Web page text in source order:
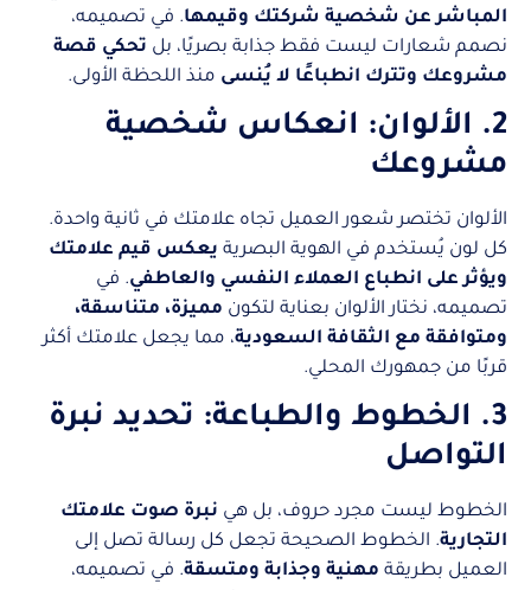
المباشر عن شخصية شركتك وقيمها. في تصميمه،
نصمم شعارات ليست فقط جذابة بصريًا، بل تحكي قصة
مشروعك وتترك انطباعًا لا يُنسى منذ اللحظة الأولى.
2. الألوان: انعكاس شخصية
مشروعك
الألوان تختصر شعور العميل تجاه علامتك في ثانية واحدة.
كل لون يُستخدم في الهوية البصرية يعكس قيم علامتك
ويؤثر على انطباع العملاء النفسي والعاطفي. في
تصميمه، نختار الألوان بعناية لتكون مميزة، متناسقة،
ومتوافقة مع الثقافة السعودية، مما يجعل علامتك أكثر
قربًا من جمهورك المحلي.
3. الخطوط والطباعة: تحديد نبرة
التواصل
الخطوط ليست مجرد حروف، بل هي نبرة صوت علامتك
التجارية. الخطوط الصحيحة تجعل كل رسالة تصل إلى
العميل بطريقة مهنية وجذابة ومتسقة. في تصميمه،